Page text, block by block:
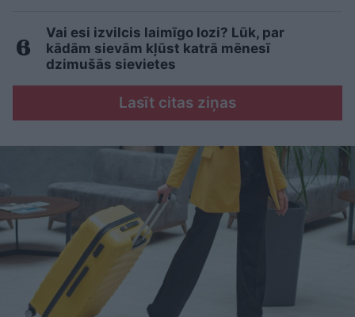
Vai esi izvilcis laimīgo lozi? Lūk, par
kādām sievām kļūst katrā mēnesī
dzimušās sievietes
Lasīt citas ziņas